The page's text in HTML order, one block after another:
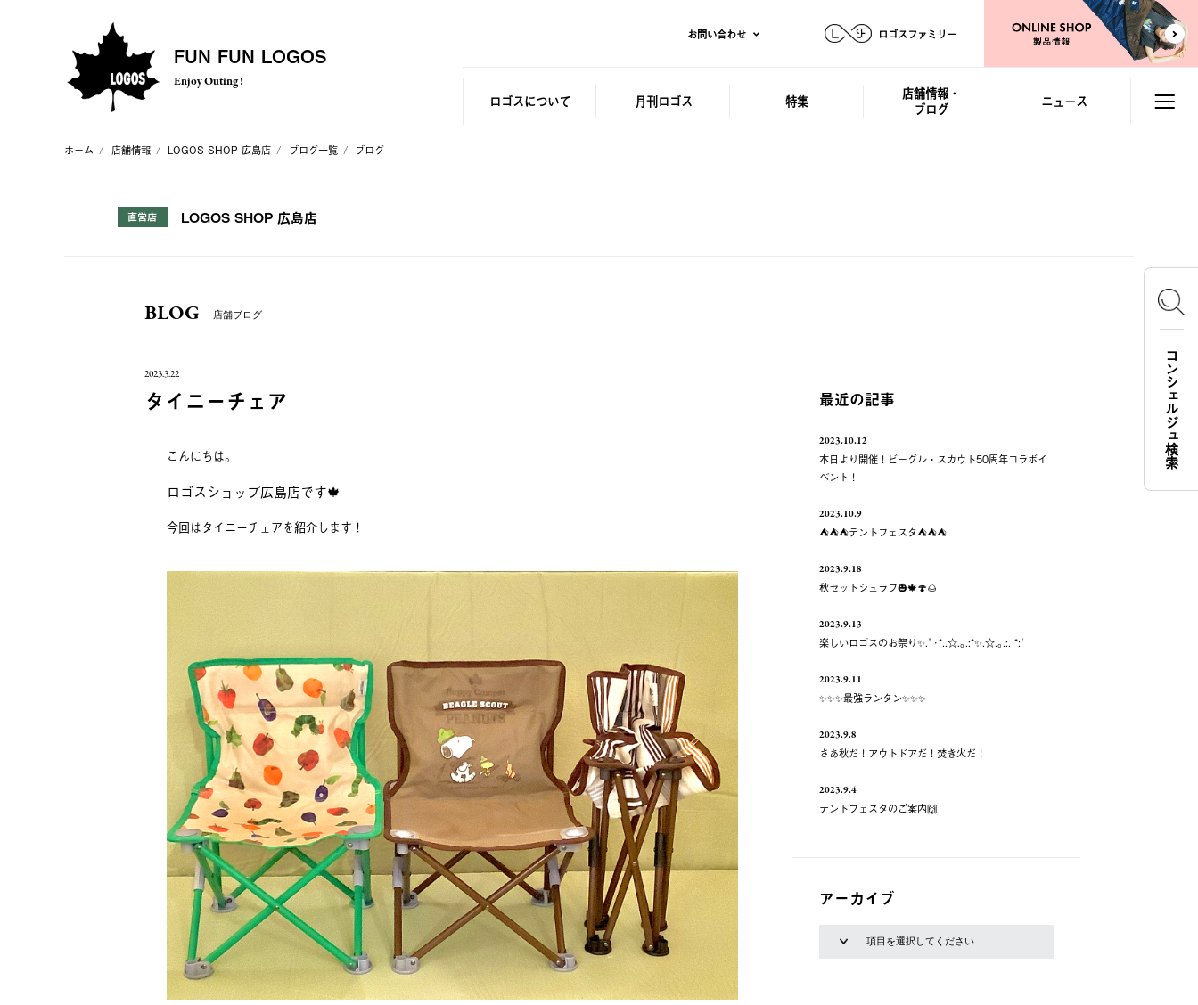
FUN FUN LOGOS
Enjoy Outing !
お問い合わせ ロゴスファミリー
ロゴスについて 月刊ロゴス 特集
店舗情報・
ブログ
ニュース
ホーム 店舗情報 LOGOS SHOP 広島店 ブログ一覧 ブログ
直営店 LOGOS SHOP 広島店
BLOG 店舗ブログ
2023.3.22
タイニーチェア
こんにちは。
ロゴスショップ広島店です🍁
今回はタイニーチェアを紹介します！
最近の記事
2023.10.12
本日より開催！ビーグル・スカウト50周年コラボイ
ベント！
2023.10.9
⛺️⛺️⛺️テントフェスタ⛺️⛺️⛺️
2023.9.18
秋セットシュラフ🎃🍁🍄🌰
2023.9.13
楽しいロゴスのお祭り✨.ﾟ･*..☆.｡.:*✨.☆.｡.:. *:ﾟ
2023.9.11
✨✨✨最強ランタン✨✨✨
2023.9.8
さあ秋だ！アウトドアだ！焚き火だ！
2023.9.4
テントフェスタのご案内🙌
アーカイブ
コンシェルジュ検索